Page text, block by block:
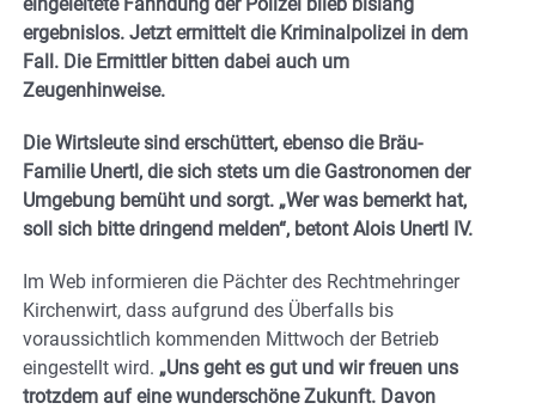
ergebnislos. Jetzt ermittelt die Kriminalpolizei in dem
Fall. Die Ermittler bitten dabei auch um
Zeugenhinweise.
Die Wirtsleute sind erschüttert, ebenso die Bräu-
Familie Unertl, die sich stets um die Gastronomen der
Umgebung bemüht und sorgt. „Wer was bemerkt hat,
soll sich bitte dringend melden“, betont Alois Unertl IV.
Im Web informieren die Pächter des Rechtmehringer
Kirchenwirt, dass aufgrund des Überfalls bis
voraussichtlich kommenden Mittwoch der Betrieb
eingestellt wird. „Uns geht es gut und wir freuen uns
trotzdem auf eine wunderschöne Zukunft. Davon